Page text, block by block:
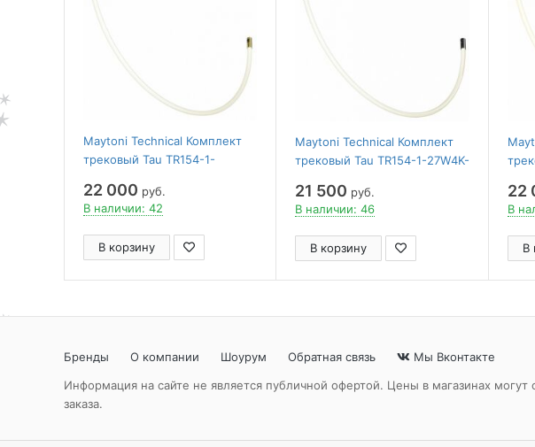
Maytoni Technical Комплект
трековый Tau TR154-1-
22 000 руб.
В наличии: 42
В корзину
Maytoni Technical Комплект
трековый Tau TR154-1-27W4K-
21 500 руб.
В наличии: 46
В корзину
22
В
В
Бренды О компании Шоурум Обратная связь
Мы Вконтакте
Информация на сайте не является публичной офертой. Цены в магазинах
заказа.